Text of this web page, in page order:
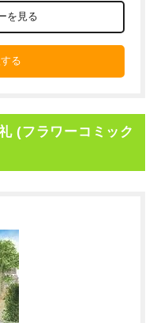
を見る
る
(フラワーコミック